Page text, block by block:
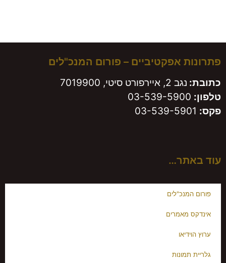
פתרונות אפקטיביים – פורום המנכ"לים
כתובת: נגב 2, איירפורט סיטי, 7019900
טלפון: 03-539-5900
פקס:
עוד באתר…
פורום המנכ"לים
אינדקס מאמרים
ערוץ הוידיאו
גלריית תמונות